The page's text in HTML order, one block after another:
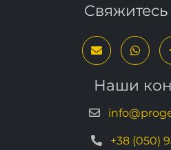
Наши
+38 (050)